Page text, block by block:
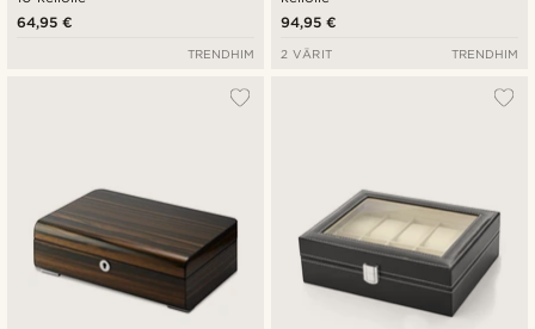
64,95 €
TRENDHIM
94,95 €
2 VÄRIT TRENDHIM